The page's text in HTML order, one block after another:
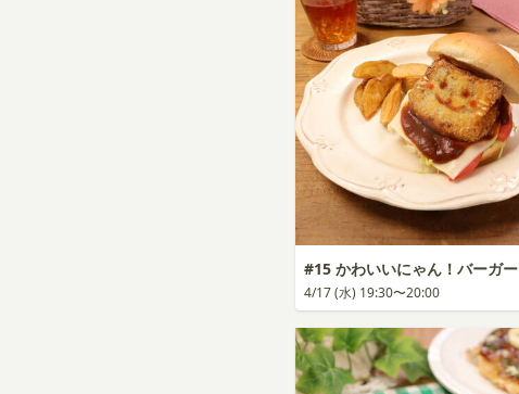
#15 かわいいにゃん！バーガー
4/17 (水) 19:30〜20:00